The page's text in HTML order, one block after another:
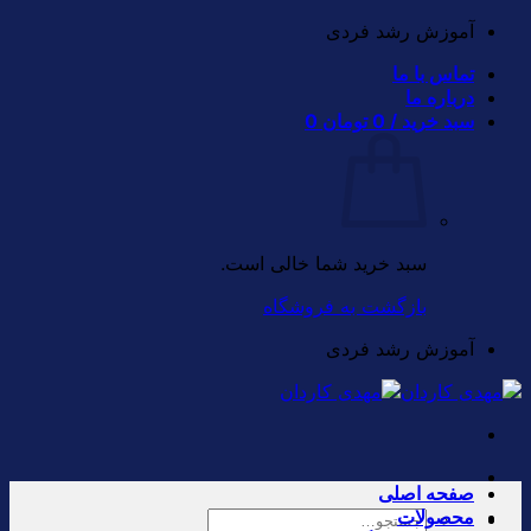
Skip
content
آموزش رشد فردی
تماس با ما
درباره ما
سبد خرید / 0 تومان 0
سبد خرید شما خالی است.
بازگشت به فروشگاه
آموزش رشد فردی
جستجو
صفحه اصلی
محصولات